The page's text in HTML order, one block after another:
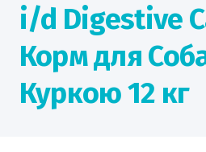
i/d Digestive
Корм для
Куркою 12 кг